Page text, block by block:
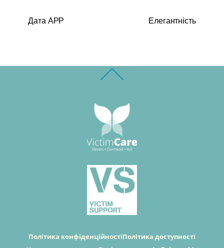
Дата APP Елегантність
To
Політика конфіденційностіПолітика доступності